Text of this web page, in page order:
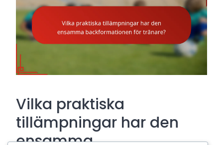
Vilka praktiska
tillämpningar har den